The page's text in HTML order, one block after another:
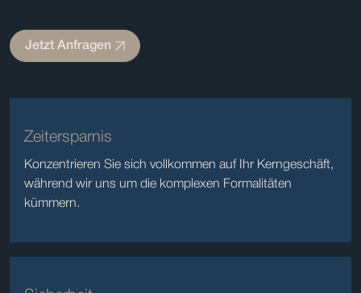
Jetzt Anfragen
Zeitersparnis
Konzentrieren Sie sich vollkommen auf Ihr Kerngeschäft,
während wir uns um die komplexen Formalitäten
kümmern.